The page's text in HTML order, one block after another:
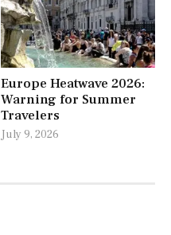
Europe Heatwave 2026:
Warning for Summer
Travelers
July 9, 2026